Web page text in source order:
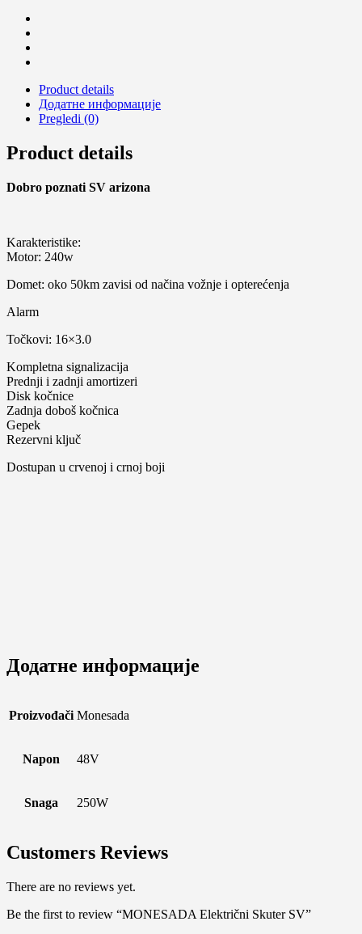
Product details
Додатне информације
Pregledi (0)
Product details
Dobro poznati SV arizona
Karakteristike:
Motor: 240w
Domet: oko 50km zavisi od načina vožnje i opterećenja
Alarm
Točkovi: 16×3.0
Kompletna signalizacija
Prednji i zadnji amortizeri
Disk kočnice
Zadnja doboš kočnica
Gepek
Rezervni ključ
Dostupan u crvenoj i crnoj boji
Додатне информације
Proizvođači Monesada
Napon 48V
Snaga 250W
Customers Reviews
There are no reviews yet.
Be the first to review “MONESADA Električni Skuter SV”